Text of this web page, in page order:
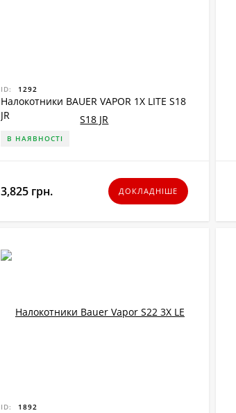
ID: 1292
Налокотники BAUER VAPOR 1X LITE S18
JR
В НАЯВНОСТІ
3,825 грн. ДОКЛАДНІШЕ
ID: 1892